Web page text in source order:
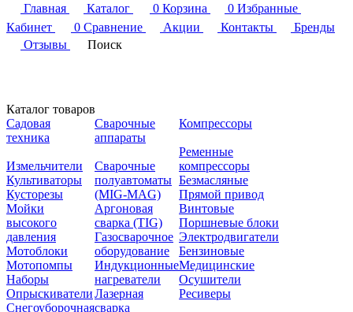
Главная
Каталог 0 Корзина 0 Избранные
Кабинет
0 Сравнение Акции Контакты
Бренды
Отзывы
Поиск
Каталог товаров
Садовая
техника
Измельчители
Культиваторы
Кусторезы
Мойки
высокого
давления
Мотоблоки
Мотопомпы
Наборы
Опрыскиватели
Снегоуборочная
Сварочные
аппараты
Сварочные
полуавтоматы
(MIG-MAG)
Аргоновая
сварка (TIG)
Газосварочное
оборудование
Индукционные
нагреватели
Лазерная
сварка
Компрессоры
Ременные
компрессоры
Безмасляные
Прямой привод
Винтовые
Поршневые блоки
Электродвигатели
Бензиновые
Медицинские
Осушители
Ресиверы